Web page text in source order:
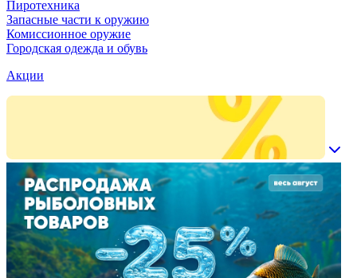
Пиротехника
Запасные части к оружию
Комиссионное оружие
Городская одежда и обувь
Акции